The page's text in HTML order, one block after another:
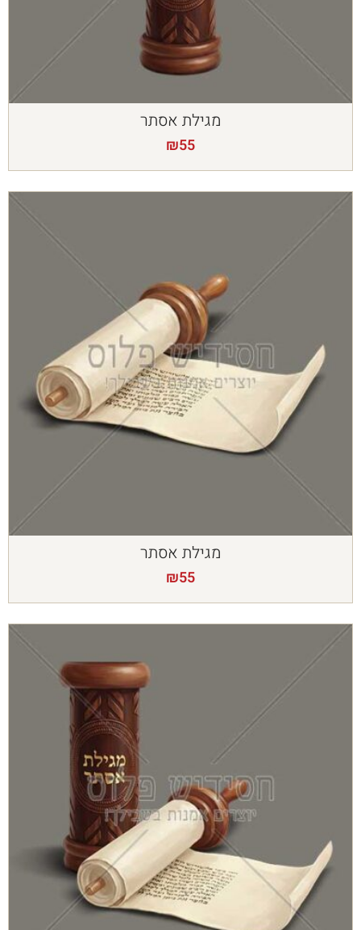
מגילת אסתר
₪55
מגילת אסתר
₪55